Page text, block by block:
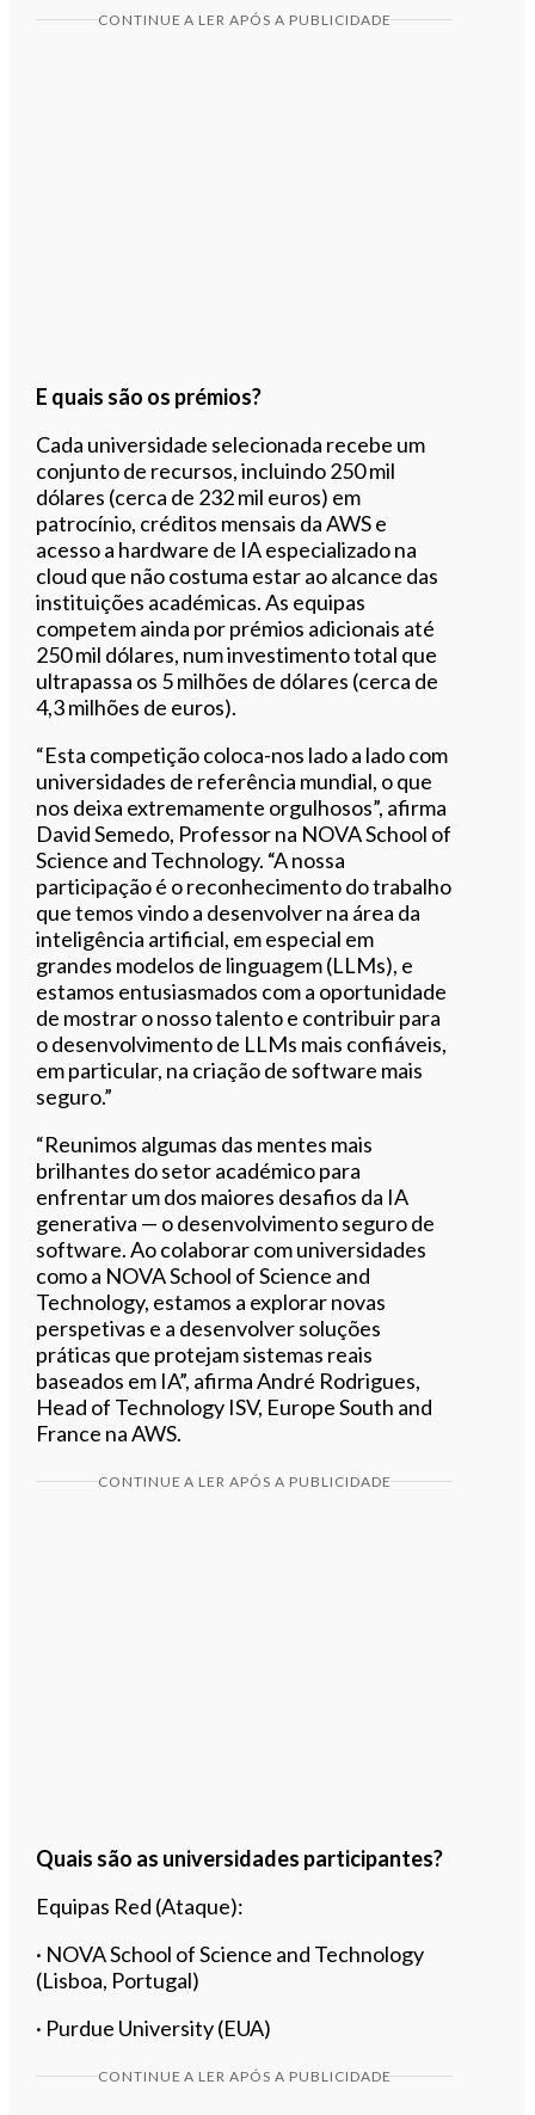
CONTINUE A LER APÓS A PUBLICIDADE
E quais são os prémios?
Cada universidade selecionada recebe um
conjunto de recursos, incluindo 250 mil
dólares (cerca de 232 mil euros) em
patrocínio, créditos mensais da AWS e
acesso a hardware de IA especializado na
cloud que não costuma estar ao alcance das
instituições académicas. As equipas
competem ainda por prémios adicionais até
250 mil dólares, num investimento total que
ultrapassa os 5 milhões de dólares (cerca de
4,3 milhões de euros).
“Esta competição coloca-nos lado a lado com
universidades de referência mundial, o que
nos deixa extremamente orgulhosos”, afirma
David Semedo, Professor na NOVA School of
Science and Technology. “A nossa
participação é o reconhecimento do trabalho
que temos vindo a desenvolver na área da
inteligência artificial, em especial em
grandes modelos de linguagem (LLMs), e
estamos entusiasmados com a oportunidade
de mostrar o nosso talento e contribuir para
o desenvolvimento de LLMs mais confiáveis,
em particular, na criação de software mais
seguro.”
“Reunimos algumas das mentes mais
brilhantes do setor académico para
enfrentar um dos maiores desafios da IA
generativa — o desenvolvimento seguro de
software. Ao colaborar com universidades
como a NOVA School of Science and
Technology, estamos a explorar novas
perspetivas e a desenvolver soluções
práticas que protejam sistemas reais
baseados em IA”, afirma André Rodrigues,
Head of Technology ISV, Europe South and
France na AWS.
CONTINUE A LER APÓS A PUBLICIDADE
Quais são as universidades participantes?
Equipas Red (Ataque):
· NOVA School of Science and Technology
(Lisboa, Portugal)
· Purdue University (EUA)
CONTINUE A LER APÓS A PUBLICIDADE